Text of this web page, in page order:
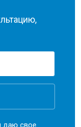
даю свое